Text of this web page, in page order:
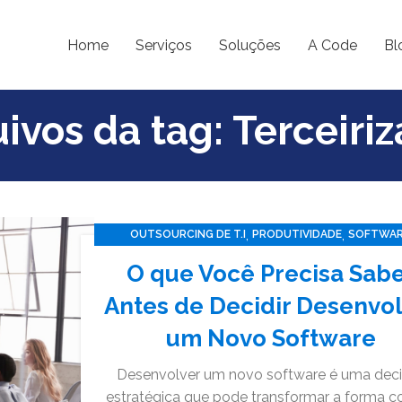
Home Serviços Soluções A Code
da tag:
OUTSOURCING DE T.I, PRODUTIVIDADE,
O que Você Precisa
Antes de Decidir
um Novo Software
Desenvolver um novo software é uma
estratégica que pode transformar a forma